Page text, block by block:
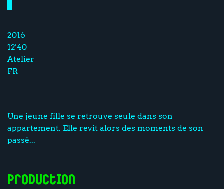
2016
12'40
Atelier
FR
Une jeune fille se retrouve seule dans son
appartement. Elle revit alors des moments de son
passé...
Production